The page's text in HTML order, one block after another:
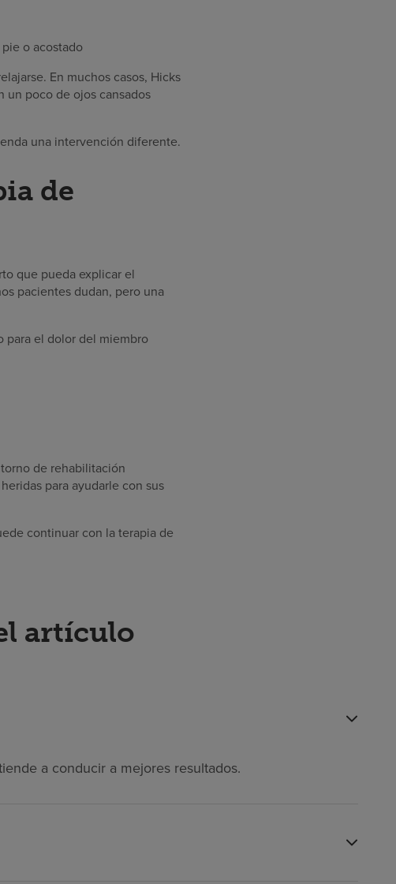
o acostado
En muchos casos, Hicks
un poco de ojos cansados
una intervención diferente.
de
que pueda explicar el
pacientes dudan, pero una
para el dolor del miembro
de rehabilitación
para ayudarle con sus
continuar con la terapia de
artículo
a conducir a mejores resultados.